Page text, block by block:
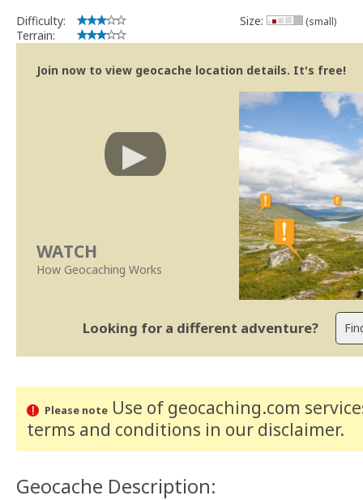
pelas Linhas de Orientação, a mesma será arquivada num
Obrigado pela colaboração
Bitaro
Centro de Ajuda
Difficulty:
Terrain:
Size: (small)
Join now to view geocache location details. It's free!
WATCH
How Geocaching Works
Looking for a different adventure?
Please noteUse of geocaching.com
terms and conditions in our disclaimer.
Geocache Description: